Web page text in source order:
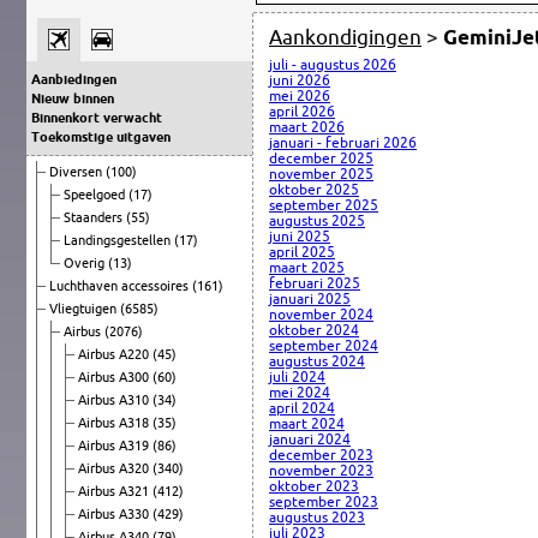
Aanbiedingen
Nieuw binnen
Binnenkort verwacht
Toekomstige uitgaven
Diversen (100)
Speelgoed (17)
Staanders (55)
Landingsgestellen (17)
Overig (13)
Luchthaven accessoires (161)
Vliegtuigen (6585)
Airbus (2076)
Airbus A220 (45)
Airbus A300 (60)
Airbus A310 (34)
Airbus A318 (35)
Airbus A319 (86)
Airbus A320 (340)
Airbus A321 (412)
Airbus A330 (429)
Aankondigingen >
juli - augustus 2026
juni 2026
mei 2026
april 2026
maart 2026
januari - februari 2026
december 2025
november 2025
oktober 2025
september 2025
augustus 2025
juni 2025
april 2025
maart 2025
februari 2025
januari 2025
november 2024
oktober 2024
september 2024
augustus 2024
juli 2024
mei 2024
april 2024
maart 2024
januari 2024
december 2023
november 2023
oktober 2023
september 2023
augustus 2023
juli 2023